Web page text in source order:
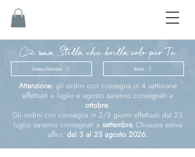
C'è una Stella che brilla solo per Te
Cresima e Comunione Nascita
Attenzione: gli ordini con consegna in 4 settimane
effettuati a luglio e agosto saranno consegnati a
ottobre.
Gli ordini con consegna in 2/3 giorni effettuati dal 23
luglio saranno consegnati a settembre.Chiusura estiva
uffici: dal 3 al 23 agosto 2026.